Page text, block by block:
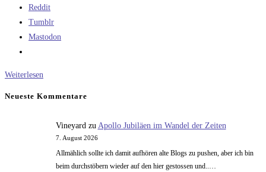
Reddit
Tumblr
Mastodon
Weiterlesen
Neueste Kommentare
Vineyardzu Apollo Jubiläen im Wandel der Zeiten
7. August 2026
Allmählich sollte ich damit aufhören alte Blogs zu pushen, aber ich bin
beim durchstöbern wieder auf den hier gestossen und..…